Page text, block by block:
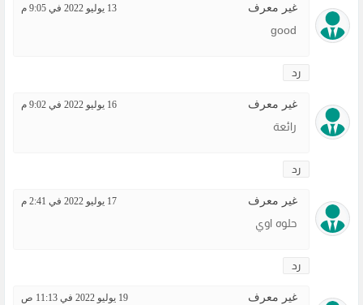
غير معرف 13 يوليو 2022 في 9:05 م
good
رد
غير معرف 16 يوليو 2022 في 9:02 م
رائعة
رد
غير معرف 17 يوليو 2022 في 2:41 م
حلوه اوي
رد
غير معرف 19 يوليو 2022 في 11:13 ص